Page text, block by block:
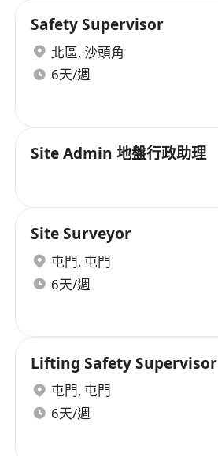
Safety Supervisor
北區, 沙頭角
6天/週
Site Admin 地盤行政助理
Site Surveyor
屯門, 屯門
6天/週
Lifting Safety Supervisor
屯門, 屯門
6天/週